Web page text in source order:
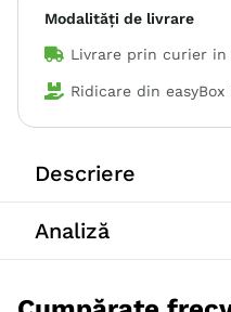
Modalități de livrare
Livrare prin curier in
Ridicare din easyBox
Descriere
Tip formula
Analiză